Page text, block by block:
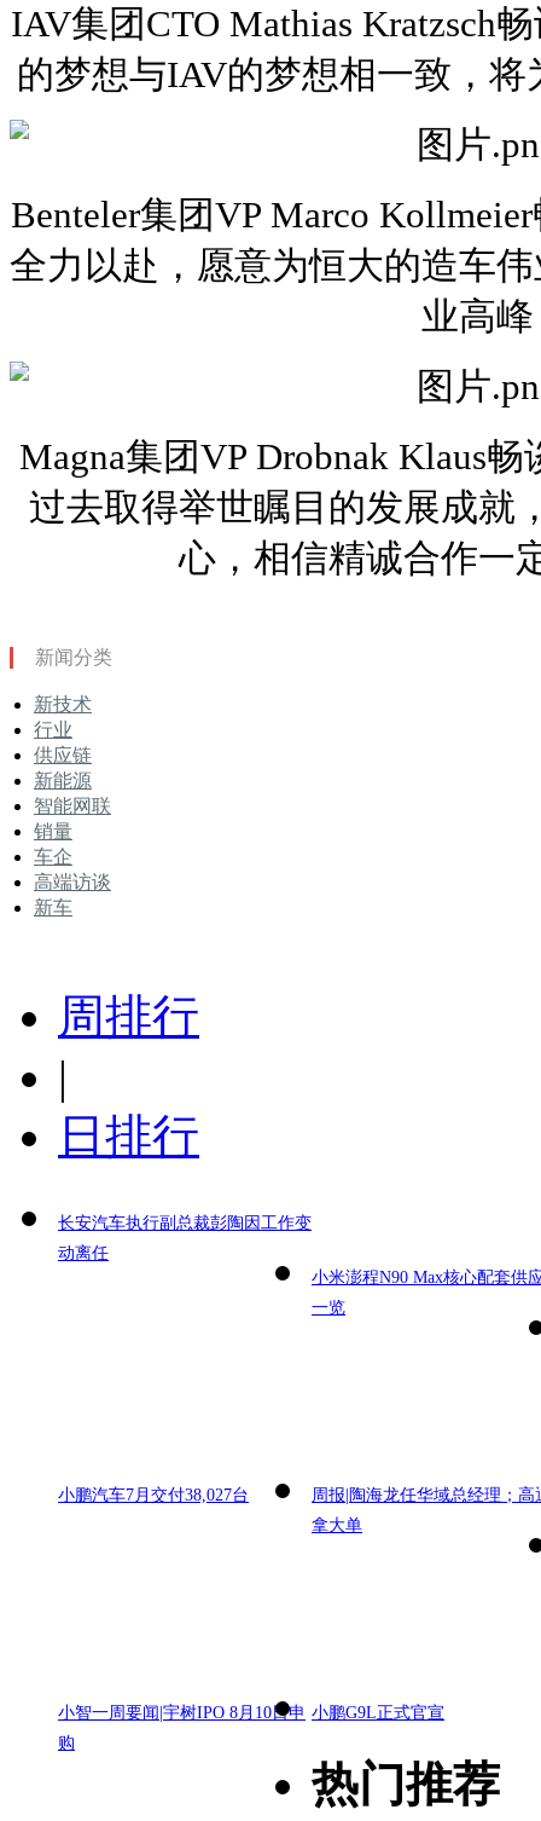
IAV集团CTO Mathias Kratzsch
的梦想与IAV的梦想相一致，
Benteler集团VP Marco
全力以赴，愿意为恒大的造车
业高峰
Magna集团VP Drobnak Klaus
过去取得举世瞩目的发展成就
心，相信精诚合作一
新闻分类
新技术
行业
供应链
新能源
智能网联
销量
车企
高端访谈
新车
周排行
|
日排行
长安汽车执行副总裁彭陶因工作变
动离任
小米澎程N90 Max核心配套供
一览
小鹏汽车7月交付38,027台
周报|陶海龙任华域总经理；高
拿大单
小智一周要闻|宇树IPO 8月10日申
购
小鹏G9L正式官宣
热门推荐